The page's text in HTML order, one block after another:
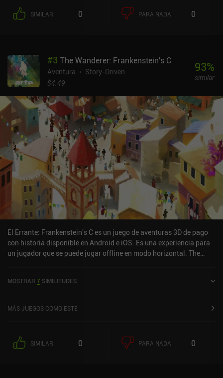
SIMILAR 0 PARA NADA 0
#3 The Wanderer: Frankenstein's C
Aventura
Story-Driven
$4.49
93%
similar
El Errante: Frankenstein's C es un juego de aventuras 3D de pago
con historia disponible en Android e iOS. Es una experiencia para
un jugador que se puede jugar offline en modo horizontal. The
en la App Store de iOS.
MOSTRAR 7 SIMILITUDES
MÁS JUEGOS COMO ESTE
SIMILAR 0 PARA NADA 0